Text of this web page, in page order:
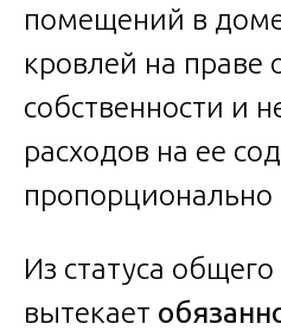
помещений в
кровлей на
собственности и
расходов на ее
Из статуса
вытекает